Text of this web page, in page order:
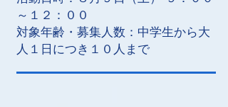
～１２：００
対象年齢・募集人数：中学生から大
人１日につき１０人まで